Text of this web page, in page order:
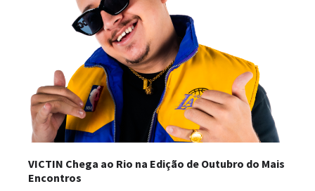
VICTIN Chega ao Rio na Edição de Outubro do Mais
Encontros